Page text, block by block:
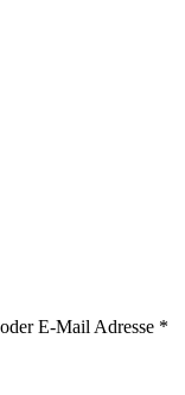
E-Mail Adresse *